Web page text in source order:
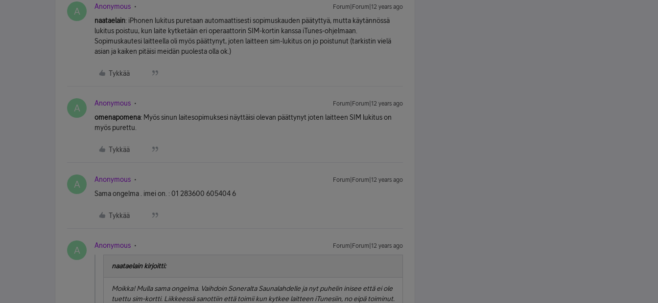
A Anonymous Forum|Forum|12 years ago
naataelain: iPhonen lukitus puretaan automaattisesti sopimuskauden päätyttyä, mutta käytännössä
lukitus poistuu, kun laite kytketään eri operaattorin SIM-kortin kanssa iTunes-ohjelmaan.
Sopimuskautesi laitteella oli myös päättynyt, joten laitteen sim-lukitus on jo poistunut (tarkistin vielä
asian ja kaiken pitäisi meidän puolesta olla ok.)
Tykkää
A Anonymous Forum|Forum|12 years ago
omenapomena: Myös sinun laitesopimuksesi näyttäisi olevan päättynyt joten laitteen SIM lukitus on
myös purettu.
Tykkää
A Anonymous Forum|Forum|12 years ago
Sama ongelma . imei on. : 01 283600 605404 6
Tykkää
A Anonymous Forum|Forum|12 years ago
naataelain kirjoitti:
Moikka! Mulla sama ongelma. Vaihdoin Soneralta Saunalahdelle ja nyt puhelin inisee että ei ole
tuettu sim-kortti. Liikkeessä sanottiin että toimii kun kytkee laitteen iTunesiin, no eipä toiminut.